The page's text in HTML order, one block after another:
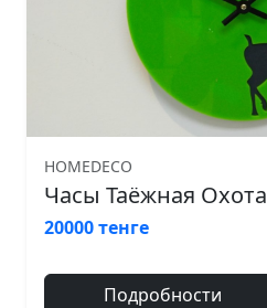
HOMEDECO
Часы Таёжная Охота
20000 тенге
Подробности